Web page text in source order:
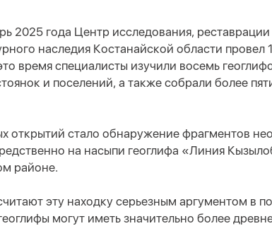
2025 года Центр исследования,
наследия Костанайской области провел
время специалисты изучили восемь
и поселений, а также собрали более
открытий стало обнаружение фрагментов
на насыпи геоглифа «Линия
районе.
эту находку серьезным аргументом в
могут иметь значительно более